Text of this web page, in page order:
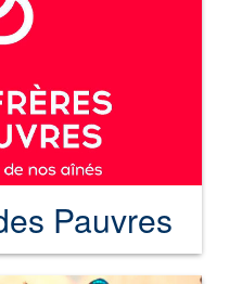
Pauvres